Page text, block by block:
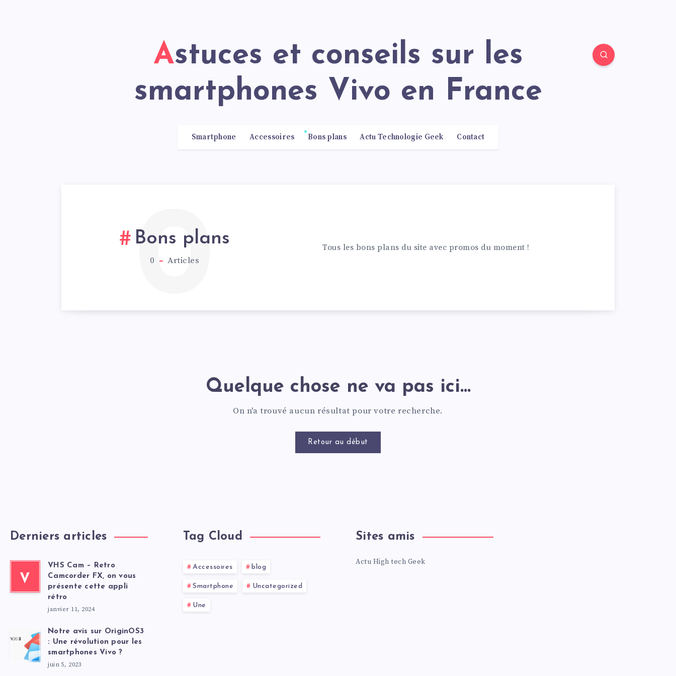
Astuces et conseils sur les
smartphones Vivo en France
Smartphone Accessoires Bons plans Actu Technologie Geek Contact
Bons plans
0 Articles
0 Tous les bons plans du site avec promos du moment !
Quelque chose ne va pas ici...
On n'a trouvé aucun résultat pour votre recherche.
Retour au début
Derniers articles
V
VHS Cam – Retro
Camcorder FX, on vous
présente cette appli
rétro
janvier 11, 2024
Notre avis sur OriginOS3
: Une révolution pour les
smartphones Vivo ?
juin 5, 2023
Tag Cloud
Accessoires blog
Smartphone Uncategorized
Une
Sites amis
Actu High tech Geek